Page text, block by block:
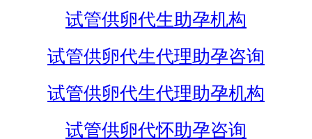
试管供卵代生助孕机构
试管供卵代生代理助孕咨询
试管供卵代生代理助孕机构
试管供卵代怀助孕咨询